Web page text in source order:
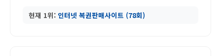
현재 1위: 인터넷 복권판매사이트 (78회)